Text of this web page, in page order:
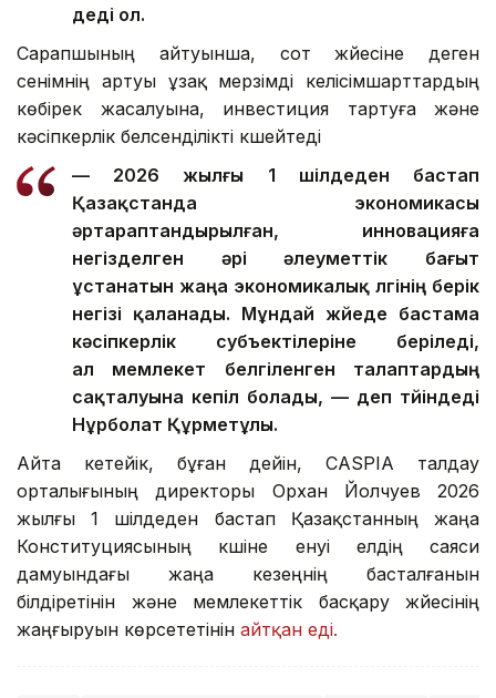
деді ол.
Сарапшының айтуынша, сот жүйесіне деген
сенімнің артуы ұзақ мерзімді келісімшарттардың
көбірек жасалуына, инвестиция тартуға және
кәсіпкерлік белсенділікті күшейтеді
— 2026 жылғы 1 шілдеден бастап
Қазақстанда экономикасы
әртараптандырылған, инновацияға
негізделген әрі әлеуметтік бағыт
ұстанатын жаңа экономикалық үлгінің берік
негізі қаланады. Мұндай жүйеде бастама
кәсіпкерлік субъектілеріне беріледі,
ал мемлекет белгіленген талаптардың
сақталуына кепіл болады, — деп түйіндеді
Нұрболат Құрметұлы.
Айта кетейік, бұған дейін, CASPIA талдау
орталығының директоры Орхан Йолчуев 2026
жылғы 1 шілдеден бастап Қазақстанның жаңа
Конституциясының күшіне енуі елдің саяси
дамуындағы жаңа кезеңнің басталғанын
білдіретінін және мемлекеттік басқару жүйесінің
жаңғыруын көрсететінін айтқан еді.